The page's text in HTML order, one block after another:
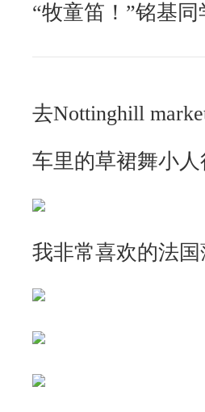
“牧童笛！”铭基同
去Nottinghill
车里的草裙舞小
我非常喜欢的法